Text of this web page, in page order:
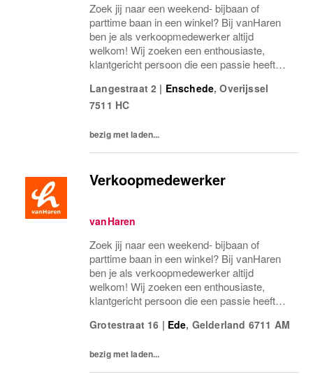
Zoek jij naar een weekend- bijbaan of
parttime baan in een winkel? Bij vanHaren
ben je als verkoopmedewerker altijd
welkom! Wij zoeken een enthousiaste,
klantgericht persoon die een passie heeft
Misschien heb je al ervaring als verkoper in
een winkel, sales...
Langestraat 2 | Enschede,Overijssel
7511 HC
bezig met laden...
Verkoopmedewerker
vanHaren
Zoek jij naar een weekend- bijbaan of
parttime baan in een winkel? Bij vanHaren
ben je als verkoopmedewerker altijd
welkom! Wij zoeken een enthousiaste,
klantgericht persoon die een passie heeft
Misschien heb je al ervaring als verkoper in
Grotestraat 16 | Ede, Gelderland 6711 AM
bezig met laden...